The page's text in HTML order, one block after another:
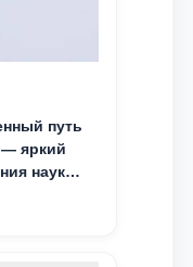
путь
яркий
науке,